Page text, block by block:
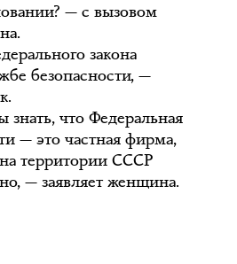
— с вызовом
закона
безопасности, —
что Федеральная
— это частная фирма,
территории СССР
— заявляет женщина.